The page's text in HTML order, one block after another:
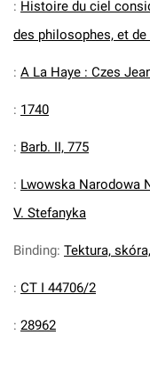
: Histoire du ciel
des philosophes, et de
: A La Haye : Czes
: 1740
: Barb. II, 775
: Lwowska Narodowa
V. Stefanyka
Binding: Tektura,
: CT I 44706/2
: 28962